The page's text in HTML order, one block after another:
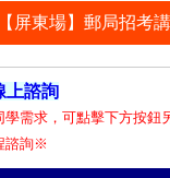
屏東場】郵局招考
上諮詢
需求，可點擊下方按鈕
諮詢※